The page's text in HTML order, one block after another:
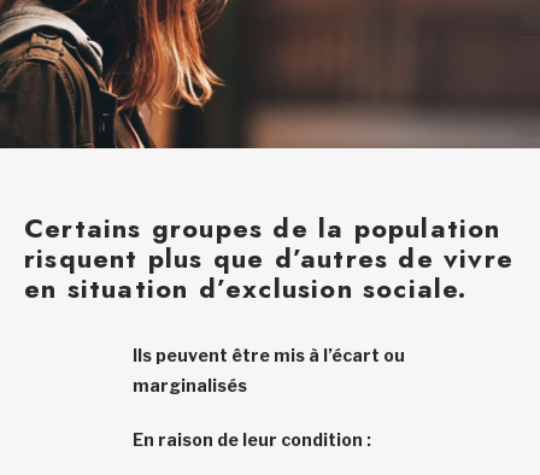
Certains groupes de la population
risquent plus que d’autres de vivre
en situation d’exclusion sociale.
Ils peuvent être mis à l’écart ou
marginalisés
En raison de leur condition :